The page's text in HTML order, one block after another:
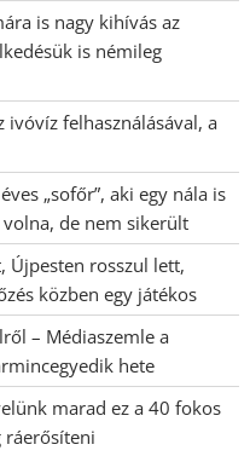
is nagy kihívás az
is némileg
felhasználásával, a
„sofőr”, aki egy nála is
de nem sikerült
Újpesten rosszul lett,
közben egy játékos
– Médiaszemle a
hete
marad ez a 40 fokos
ráerősíteni